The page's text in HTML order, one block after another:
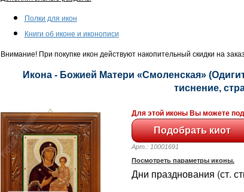
Полки для икон
Книги об иконе и иконописи
Внимание! При покупке икон действуют накопительный скидки на
Икона - Божией Матери «Смоленская»
тиснение,
Для этой иконы Вы можете
Арт.: 10001691
Посмотреть параметры иконы.
Дни празднования (ст.